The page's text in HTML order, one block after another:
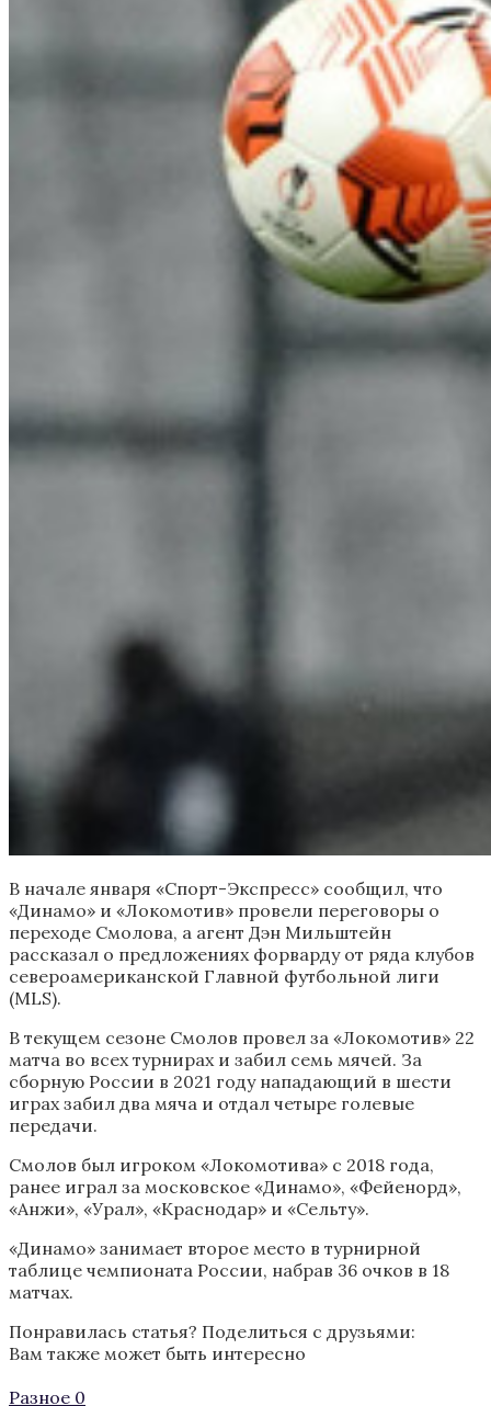
В начале января «Спорт-Экспресс» сообщил, что
«Динамо» и «Локомотив» провели переговоры о
переходе Смолова, а агент Дэн Мильштейн
рассказал о предложениях форварду от ряда клубов
североамериканской Главной футбольной лиги
(MLS).
В текущем сезоне Смолов провел за «Локомотив» 22
матча во всех турнирах и забил семь мячей. За
сборную России в 2021 году нападающий в шести
играх забил два мяча и отдал четыре голевые
передачи.
Смолов был игроком «Локомотива» с 2018 года,
ранее играл за московское «Динамо», «Фейенорд»,
«Анжи», «Урал», «Краснодар» и «Сельту».
«Динамо» занимает второе место в турнирной
таблице чемпионата России, набрав 36 очков в 18
матчах.
Понравилась статья? Поделиться с друзьями:
Вам также может быть интересно
Разное 0